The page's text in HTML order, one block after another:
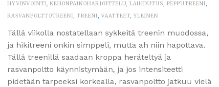
HYVINVOINTI, KEHONPAINOHARJOITTELU, LAIHDUTUS, PEPPUTREENI,
RASVANPOLTTOTREENI, TREENI, VAATTEET, YLEINEN
Tällä viikolla nostatellaan sykkeitä treenin muodossa,
ja hikitreeni onkin simppeli, mutta ah niin hapottava.
Tällä treenillä saadaan kroppa heräteltyä ja
rasvanpoltto käynnistymään, ja jos intensiteetti
pidetään tarpeeksi korkealla, rasvanpoltto jatkuu vielä